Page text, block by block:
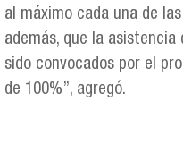
al máximo cada una de
además, que la
sido convocados por el
de 100%”, agregó.